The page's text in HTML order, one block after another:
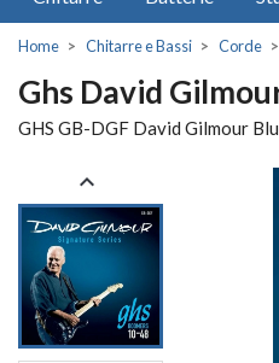
Home Chitarre e Bassi Corde
Ghs David
GHS GB-DGF David Gilmour
